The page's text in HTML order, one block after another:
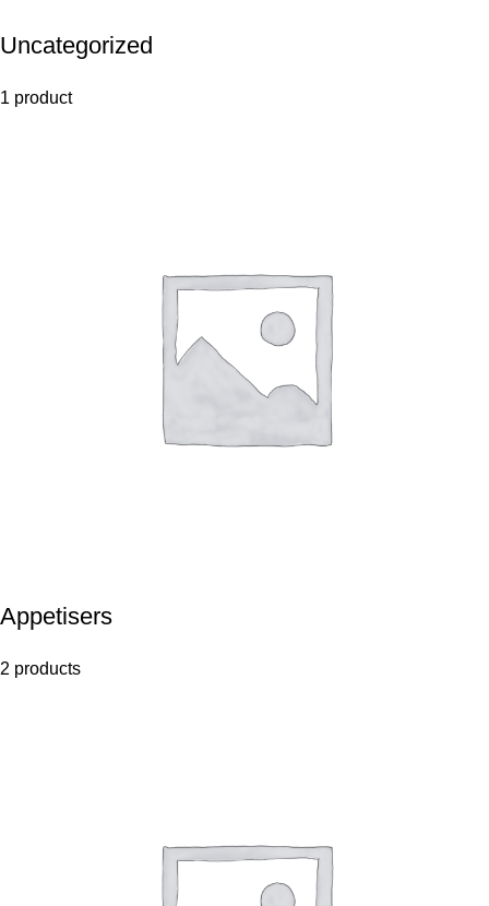
Uncategorized
1 product
Appetisers
2 products